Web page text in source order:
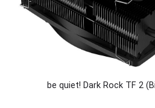
be quiet! Dark Rock TF 2